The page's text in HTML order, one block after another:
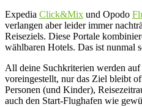
Expedia Click&Mix und Opodo
verlangen aber leider immer
Reiseziels. Diese Portale
wählbaren Hotels. Das ist nunmal
All deine Suchkriterien werden
voreingestellt, nur das Ziel bleibt
Personen (und Kinder),
auch den Start-Flughafen wie